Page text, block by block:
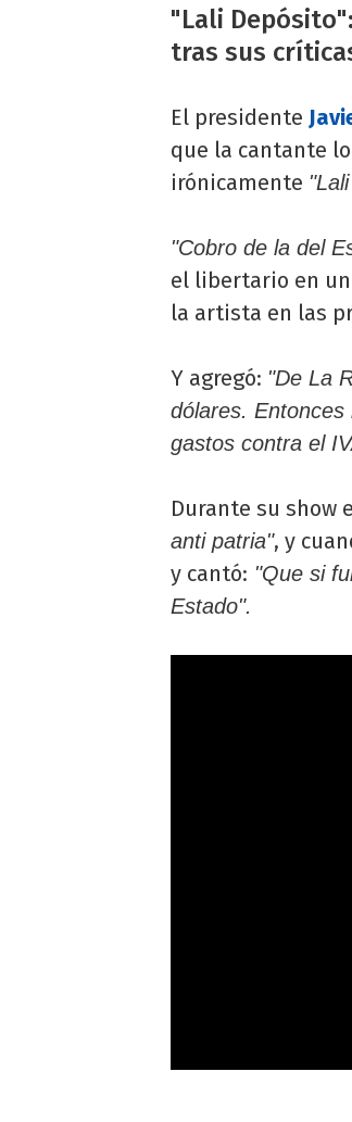
"Lali
tras sus
El presidente
que la cantante
irónicamente
"Cobro de la del
el libertario en
la artista en las
Y agregó: "De La
dólares.
gastos contra el
Durante su show
anti patria", y
y cantó: "Que si
Estado".